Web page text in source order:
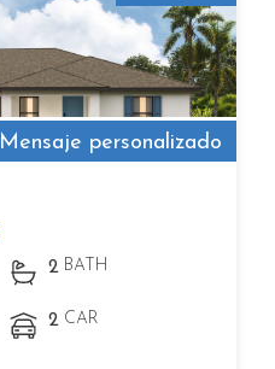
Mensaje personalizado
2 BATH
2 CAR